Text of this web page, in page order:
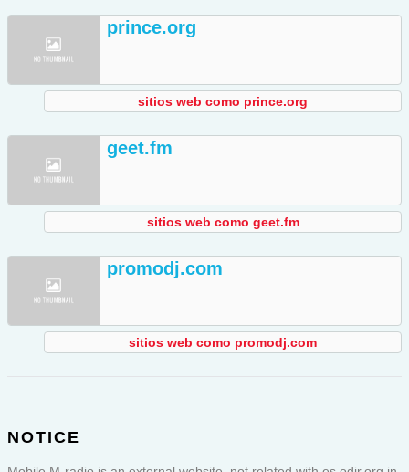
prince.org
sitios web como prince.org
geet.fm
sitios web como geet.fm
promodj.com
sitios web como promodj.com
NOTICE